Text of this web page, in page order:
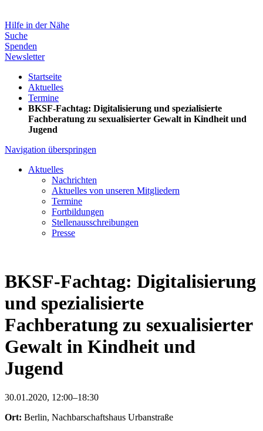
Hilfe in der Nähe
Suche
Spenden
Newsletter
Startseite
Aktuelles
Termine
BKSF-Fachtag: Digitalisierung und spezialisierte
Fachberatung zu sexualisierter Gewalt in Kindheit und
Jugend
Navigation überspringen
Aktuelles
Nachrichten
Aktuelles von unseren Mitgliedern
Termine
Fortbildungen
Stellenausschreibungen
Presse
BKSF-Fachtag: Digitalisierung
und spezialisierte
Fachberatung zu sexualisierter
Gewalt in Kindheit und
Jugend
30.01.2020, 12:00–18:30
Ort: Berlin, Nachbarschaftshaus Urbanstraße